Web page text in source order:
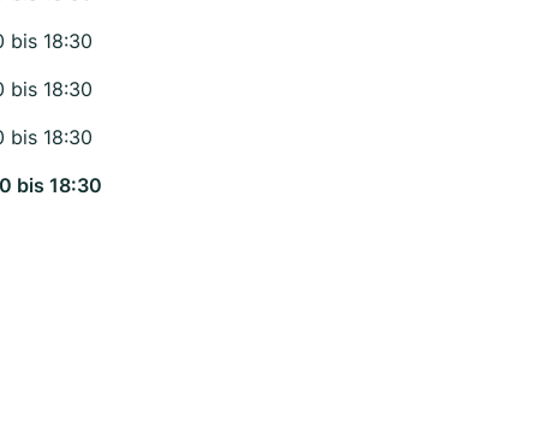
bis 18:30
bis 18:30
bis 18:30
bis 18:30